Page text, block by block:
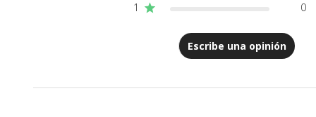
1
0
Escribe una opinión